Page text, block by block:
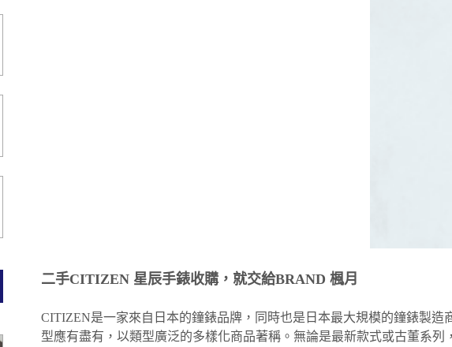
二手CITIZEN 星辰手錶收購，就交給BRAND 楓月
CITIZEN是一家來自日本的鐘錶品牌，同時也是日本最大規模的鐘錶製
型應有盡有，以類型廣泛的多樣化商品著稱。無論是最新款式或古董系列